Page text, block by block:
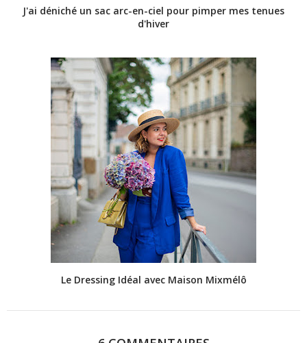
J'ai déniché un sac arc-en-ciel pour pimper mes tenues
d'hiver
Le Dressing Idéal avec Maison Mixmélô